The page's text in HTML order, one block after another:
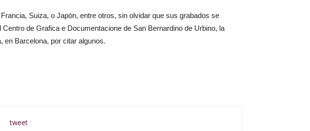
Suiza, o Japón, entre otros, sin olvidar que sus grabados se
de Grafica e Documentacione de San Bernardino de Urbino, la
en Barcelona, por citar algunos.
tweet